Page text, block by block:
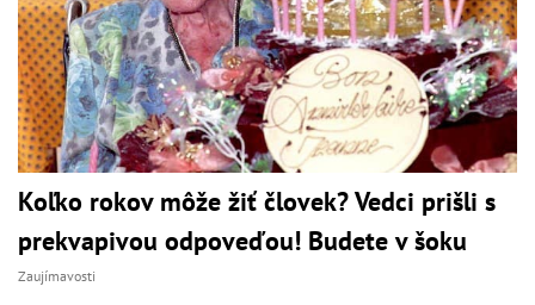
Koľko rokov môže žiť človek? Vedci prišli s
prekvapivou odpoveďou! Budete v šoku
Zaujímavosti